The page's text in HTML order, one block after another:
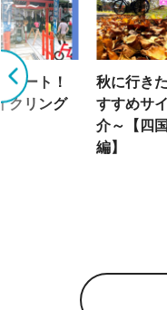
ルート！
クリング
秋に行き
すすめサ
介～【四
編】